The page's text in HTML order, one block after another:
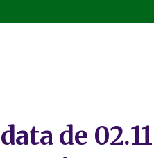
de